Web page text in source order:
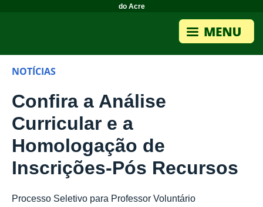
do Acre
NOTÍCIAS
Confira a Análise
Curricular e a
Homologação de
Inscrições-Pós Recursos
Processo Seletivo para Professor Voluntário